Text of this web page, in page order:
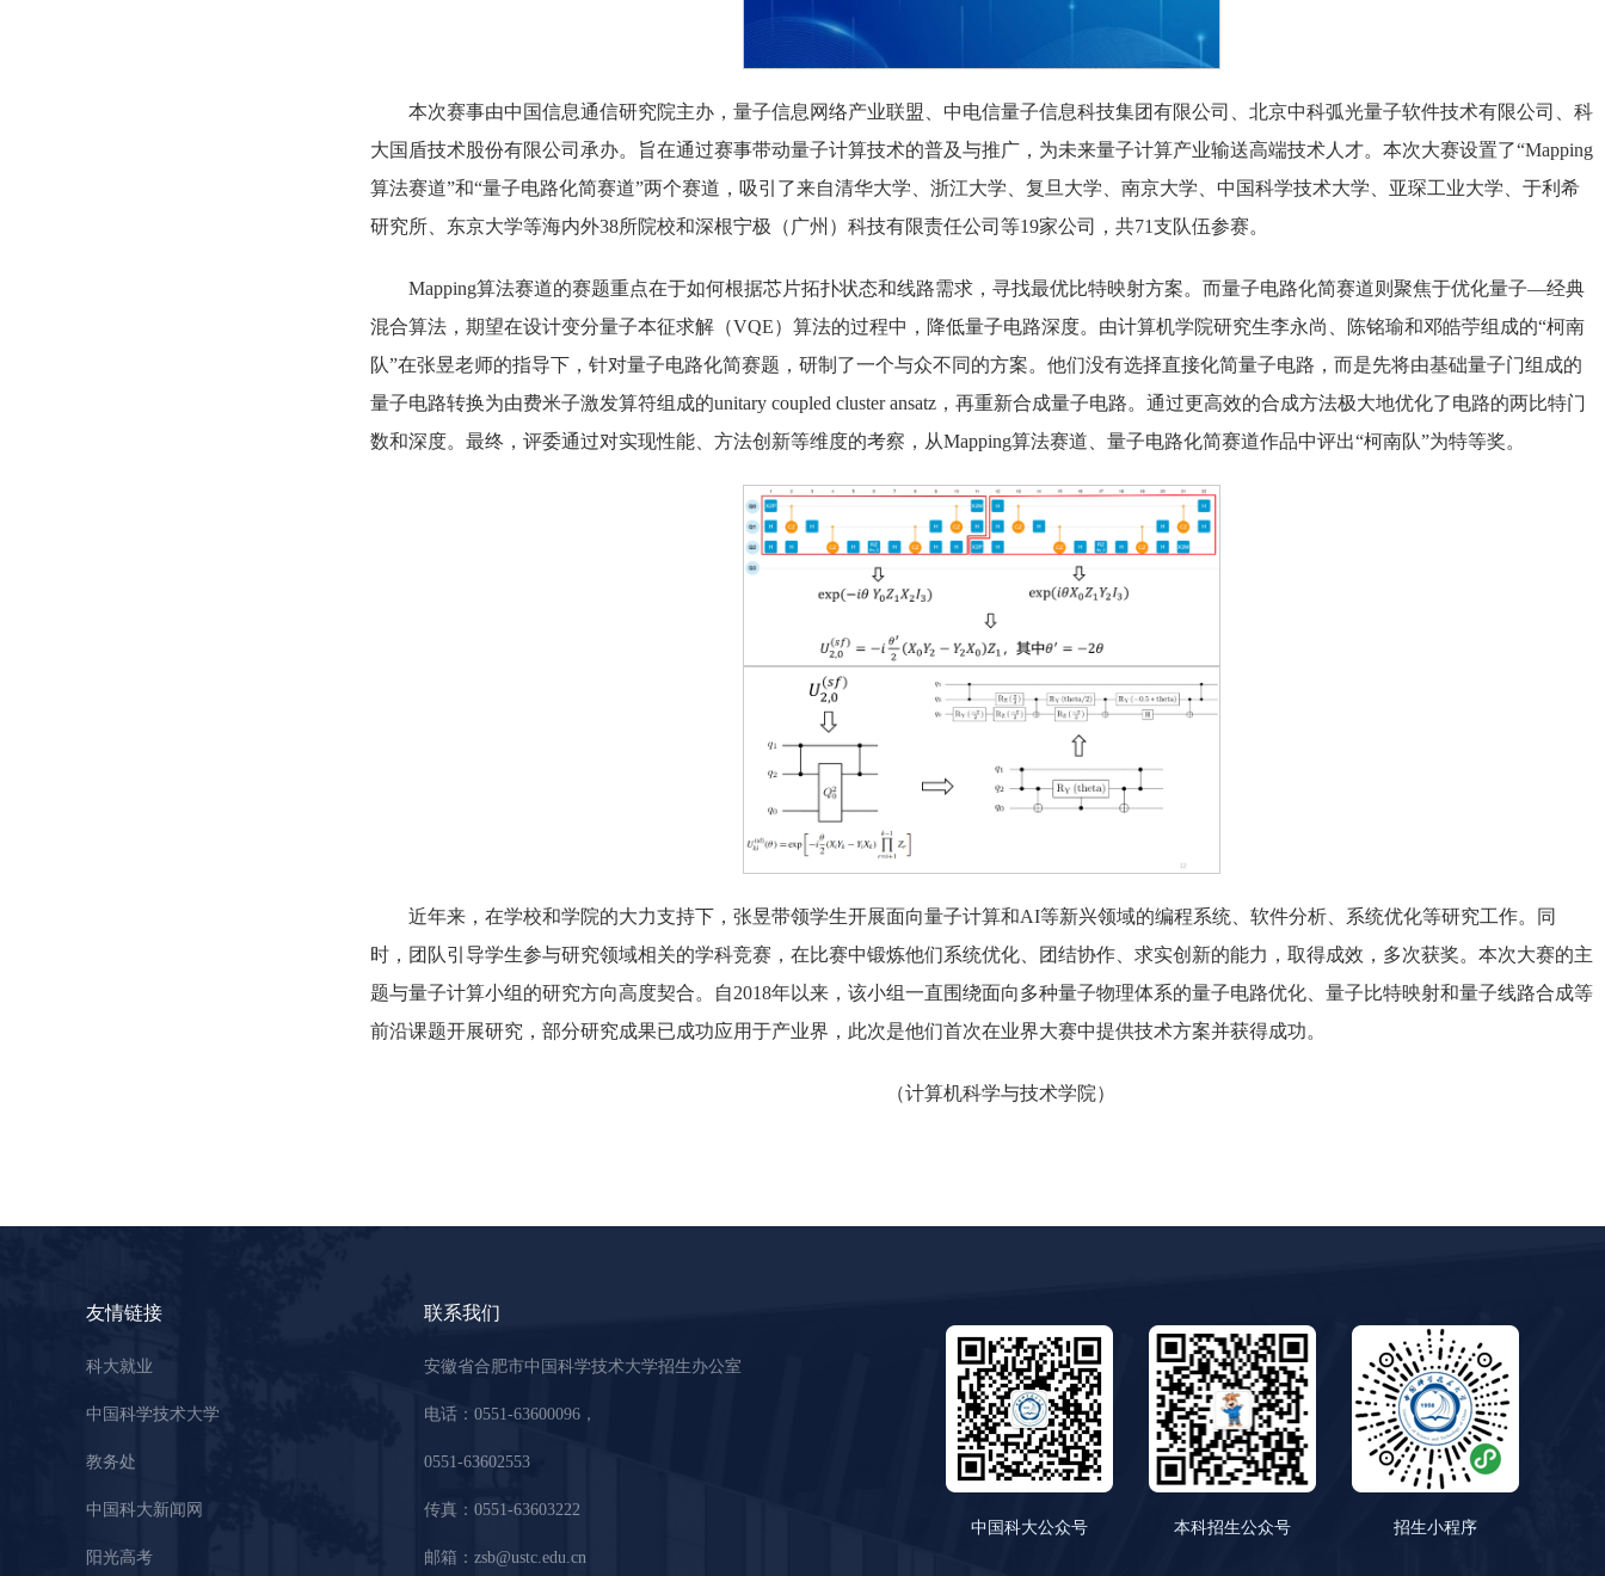
本次赛事由中国信息通信研究院主办，量子信息网络产业联盟、中电信量子信息科技集团有限公司、北京中科弧光量子软件技术有限公司、科
大国盾技术股份有限公司承办。旨在通过赛事带动量子计算技术的普及与推广，为未来量子计算产业输送高端技术人才。本次大赛设置了“Mapping
算法赛道”和“量子电路化简赛道”两个赛道，吸引了来自清华大学、浙江大学、复旦大学、南京大学、中国科学技术大学、亚琛工业大学、于利希
研究所、东京大学等海内外38所院校和深根宁极（广州）科技有限责任公司等19家公司，共71支队伍参赛。
Mapping算法赛道的赛题重点在于如何根据芯片拓扑状态和线路需求，寻找最优比特映射方案。而量子电路化简赛道则聚焦于优化量子—经典
混合算法，期望在设计变分量子本征求解（VQE）算法的过程中，降低量子电路深度。由计算机学院研究生李永尚、陈铭瑜和邓皓苧组成的“柯南
队”在张昱老师的指导下，针对量子电路化简赛题，研制了一个与众不同的方案。他们没有选择直接化简量子电路，而是先将由基础量子门组成的
量子电路转换为由费米子激发算符组成的unitary coupled cluster ansatz，再重新合成量子电路。通过更高效的合成方法极大地优化了电路的两比特门
数和深度。最终，评委通过对实现性能、方法创新等维度的考察，从Mapping算法赛道、量子电路化简赛道作品中评出“柯南队”为特等奖。
近年来，在学校和学院的大力支持下，张昱带领学生开展面向量子计算和AI等新兴领域的编程系统、软件分析、系统优化等研究工作。同
时，团队引导学生参与研究领域相关的学科竞赛，在比赛中锻炼他们系统优化、团结协作、求实创新的能力，取得成效，多次获奖。本次大赛的主
题与量子计算小组的研究方向高度契合。自2018年以来，该小组一直围绕面向多种量子物理体系的量子电路优化、量子比特映射和量子线路合成等
前沿课题开展研究，部分研究成果已成功应用于产业界，此次是他们首次在业界大赛中提供技术方案并获得成功。
（计算机科学与技术学院）
友情链接
科大就业
中国科学技术大学
教务处
中国科大新闻网
阳光高考
联系我们
安徽省合肥市中国科学技术大学招生办公室
电话：0551-63600096，
0551-63602553
传真：0551-63603222
邮箱：zsb@ustc.edu.cn
中国科大公众号 本科招生公众号 招生小程序